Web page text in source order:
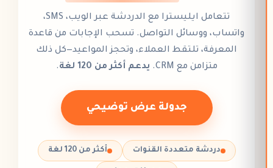
تتعامل ايليسترا مع الدردشة عبر الويب
، SMS،
واتساب، ووسائل التواصل. تسحب الإجابات من قاعدة
المعرفة، تلتقط العملاء، وتحجز المواعيد—كل ذلك
متزامن مع CRM.
يدعم أكثر من 120 لغة .
جدولة عرض توضيحي
دردشة متعددة القنوات أكثر من 120 لغة